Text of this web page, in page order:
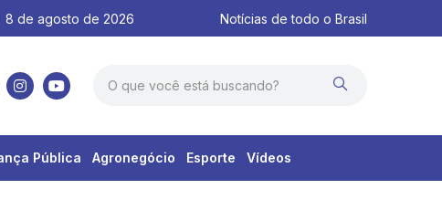
8 de agosto de 2026 Notícias de todo o Brasil
Pública Agronegócio Esporte Vídeos